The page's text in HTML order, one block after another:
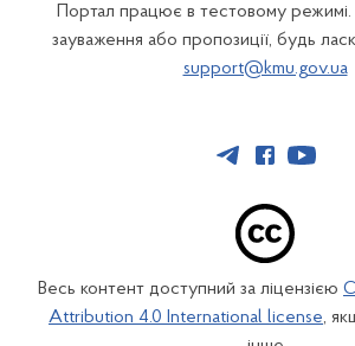
Портал працює в тестовому
зауваження або пропозиції, будь
support@kmu.gov.ua
Весь контент доступний за ліцензією
Attribution 4.0 International license,